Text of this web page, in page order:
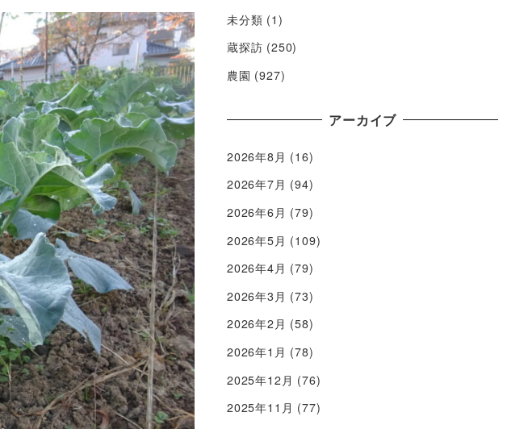
未分類 (1)
蔵探訪 (250)
農園 (927)
アーカイブ
2026年8月 (16)
2026年7月 (94)
2026年6月 (79)
2026年5月 (109)
2026年4月 (79)
2026年3月 (73)
2026年2月 (58)
2026年1月 (78)
2025年12月 (76)
2025年11月 (77)